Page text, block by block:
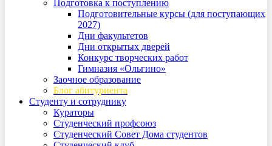
Подготовка к поступлению
Подготовительные курсы (для поступающих
2027)
Дни факультетов
Дни открытых дверей
Конкурс творческих работ
Гимназия «Ольгино»
Заочное образование
Блог абитуриента
Студенту и сотруднику
Кураторы
Студенческий профсоюз
Студенческий Совет Дома студентов